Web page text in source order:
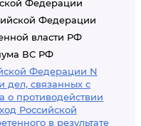
Федерации
Федерации
власти РФ
ВС РФ
Федерации N
дел, связанных с
о противодействии
Российской
в результате